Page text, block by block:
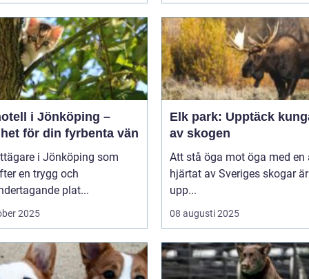
i Jönköping –
för din fyrbenta vän
i Jönköping som
en trygg och
plat...
2025
Elk park: Upptäck
av skogen
Att stå öga mot öga med en
hjärtat av Sveriges skogar
upp...
08 augusti 2025